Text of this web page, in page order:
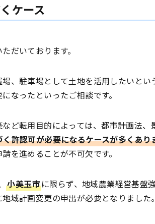
ケース
だいております。
、駐車場として土地を活用したいと
なったといったご相談です。
ど転用目的によっては、都市計画法
許認可が必要になるケースが多くあり
を進めることが不可欠です。
小美玉市に限らず、地域農業経営基盤
域計画変更の申出が必要となりまし